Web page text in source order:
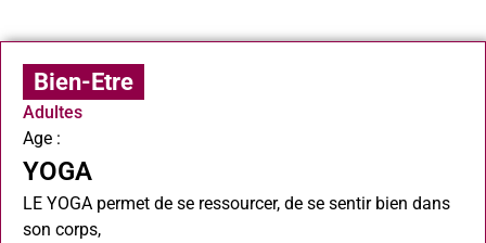
Bien-Etre
Adultes
Age :
YOGA
LE YOGA permet de se ressourcer, de se sentir bien dans
son corps,